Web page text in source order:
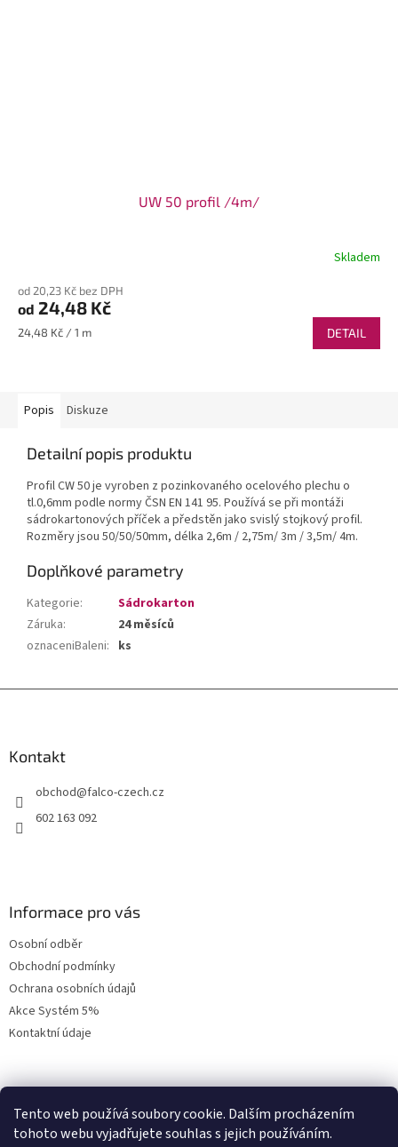
Tento web používá soubory cookie. Dalším procházením
tohoto webu vyjadřujete souhlas s jejich používáním.
UW 50 profil /4m/
Skladem
od 20,23 Kč bez DPH
od 24,48 Kč
Měrná
24,48 Kč / 1 m DETAIL
Popis Diskuze
Detailní popis produktu
Profil CW 50 je vyroben z pozinkovaného ocelového plechu o
tl.0,6mm podle normy ČSN EN 141 95. Používá se při montáži
sádrokartonových příček a předstěn jako svislý stojkový profil.
Rozměry jsou 50/50/50mm, délka 2,6m / 2,75m/ 3m / 3,5m/ 4m.
Doplňkové parametry
Kategorie:
Sádrokarton
Záruka:
24 měsíců
oznaceniBaleni: ks
Kontakt
obchod@falco-czech.cz
602 163 092
Informace pro vás
Osobní odběr
Obchodní podmínky
Ochrana osobních údajů
Akce Systém 5%
Kontaktní údaje
E-mail